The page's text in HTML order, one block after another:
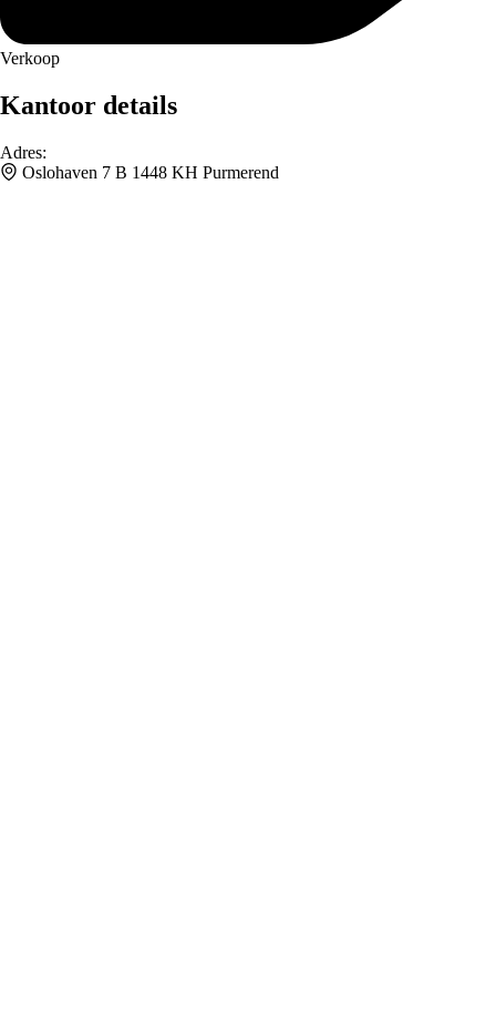
Verkoop
Kantoor details
Adres:
Oslohaven 7 B 1448 KH Purmerend